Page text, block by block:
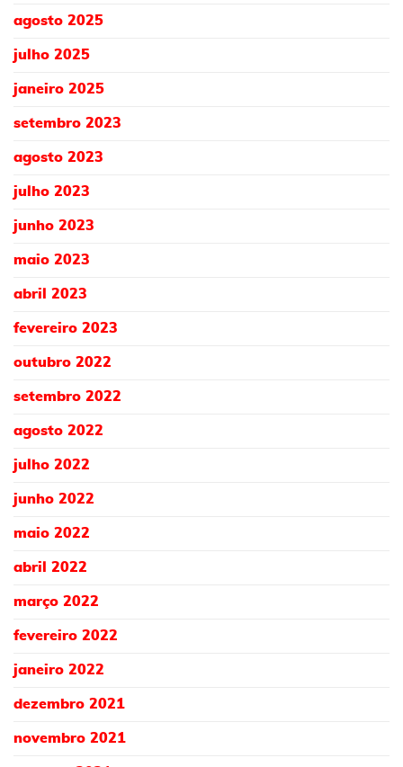
agosto 2025
julho 2025
janeiro 2025
setembro 2023
agosto 2023
julho 2023
junho 2023
maio 2023
abril 2023
fevereiro 2023
outubro 2022
setembro 2022
agosto 2022
julho 2022
junho 2022
maio 2022
abril 2022
março 2022
fevereiro 2022
janeiro 2022
dezembro 2021
novembro 2021